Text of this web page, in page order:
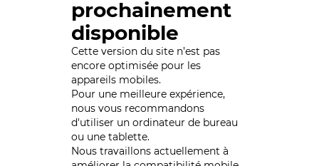
prochainement
disponible
Cette version du site n’est pas
encore optimisée pour les
appareils mobiles.
Pour une meilleure expérience,
nous vous recommandons
d'utiliser un ordinateur de bureau
ou une tablette.
Nous travaillons actuellement à